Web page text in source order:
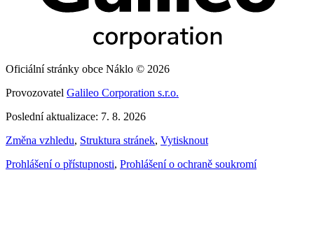
Oficiální stránky obce Náklo © 2026
Provozovatel Galileo Corporation s.r.o.
Poslední aktualizace: 7. 8. 2026
Změna vzhledu, Struktura stránek, Vytisknout
Prohlášení o přístupnosti, Prohlášení o ochraně soukromí